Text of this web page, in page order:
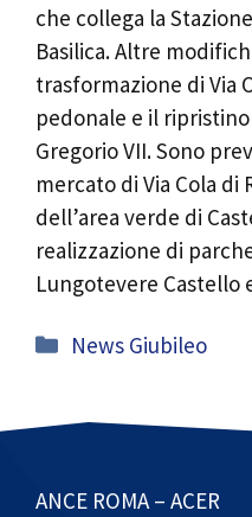
che collega la
Basilica. Altre
trasformazione di Via
pedonale e il
Gregorio VII. Sono
mercato di Via Cola
dell’area verde di
realizzazione di
Lungotevere Castello
Categorie
News Giubileo
ANCE ROMA – ACER